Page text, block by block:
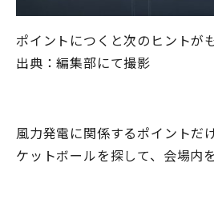
ポイントにつくと次のヒントが
出典：編集部にて撮影
風力発電に関係するポイントだ
ケットボールを探して、会場内